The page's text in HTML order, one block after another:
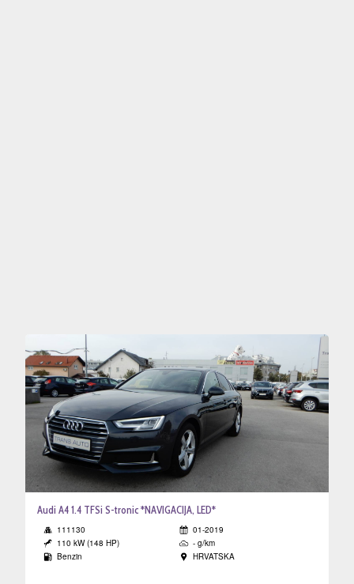
Audi A4 1.4 TFSi S-tronic *NAVIGACIJA, LED*
111130
01-2019
110 kW (148 HP)
- g/km
Benzin
HRVATSKA